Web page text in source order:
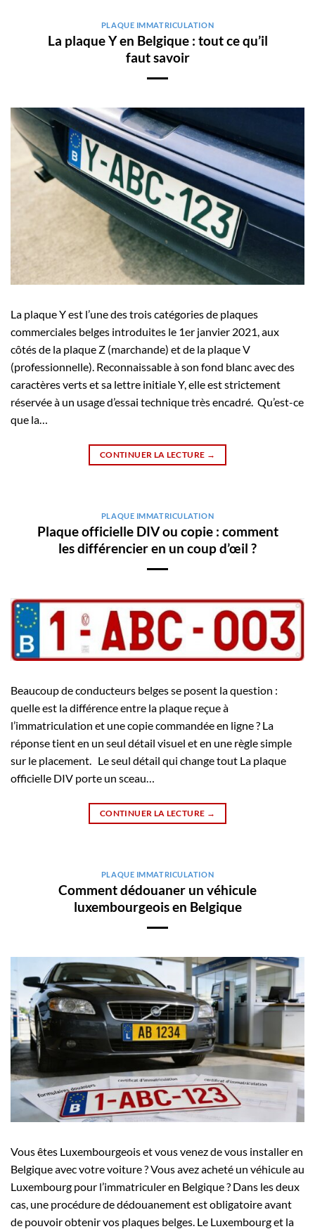
PLAQUE IMMATRICULATION
La plaque Y en Belgique : tout ce qu’il
faut savoir
La plaque Y est l’une des trois catégories de plaques
commerciales belges introduites le 1er janvier 2021, aux
côtés de la plaque Z (marchande) et de la plaque V
(professionnelle). Reconnaissable à son fond blanc avec des
caractères verts et sa lettre initiale Y, elle est strictement
réservée à un usage d’essai technique très encadré. ​ Qu’est-ce
que la…
CONTINUER LA LECTURE →
PLAQUE IMMATRICULATION
Plaque officielle DIV ou copie : comment
les différencier en un coup d’œil ?
Beaucoup de conducteurs belges se posent la question :
quelle est la différence entre la plaque reçue à
l’immatriculation et une copie commandée en ligne ? La
réponse tient en un seul détail visuel et en une règle simple
sur le placement. Le seul détail qui change tout La plaque
officielle DIV porte un sceau…
CONTINUER LA LECTURE →
PLAQUE IMMATRICULATION
Comment dédouaner un véhicule
luxembourgeois en Belgique
Vous êtes Luxembourgeois et vous venez de vous installer en
Belgique avec votre voiture ? Vous avez acheté un véhicule au
Luxembourg pour l’immatriculer en Belgique ? Dans les deux
cas, une procédure de dédouanement est obligatoire avant
de pouvoir obtenir vos plaques belges. Le Luxembourg et la